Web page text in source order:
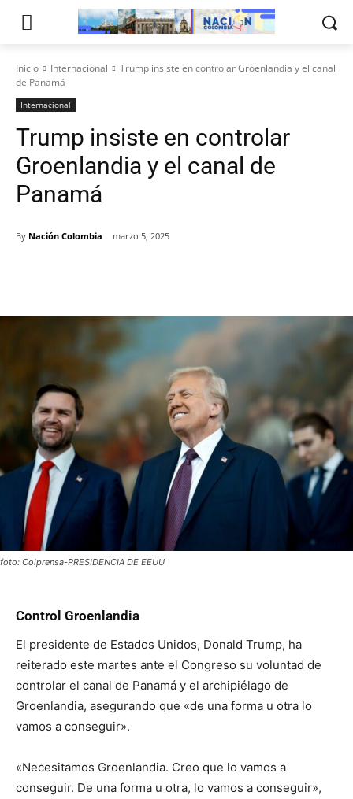
Inicio Internacional
Trump insiste en controlar Groenlandia y el canal
de Panamá
Internacional
Trump insiste en controlar
Groenlandia y el canal de
Panamá
By Nación Colombia marzo 5, 2025
foto: Colprensa-PRESIDENCIA DE EEUU
Control Groenlandia
El presidente de Estados Unidos, Donald Trump, ha
reiterado este martes ante el Congreso su voluntad de
controlar el canal de Panamá y el archipiélago de
Groenlandia, asegurando que «de una forma u otra lo
vamos a conseguir».
«Necesitamos Groenlandia. Creo que lo vamos a
conseguir. De una forma u otra, lo vamos a conseguir»,